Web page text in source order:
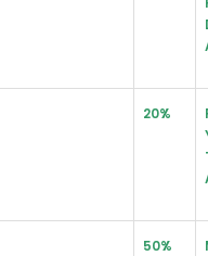
20%
50%